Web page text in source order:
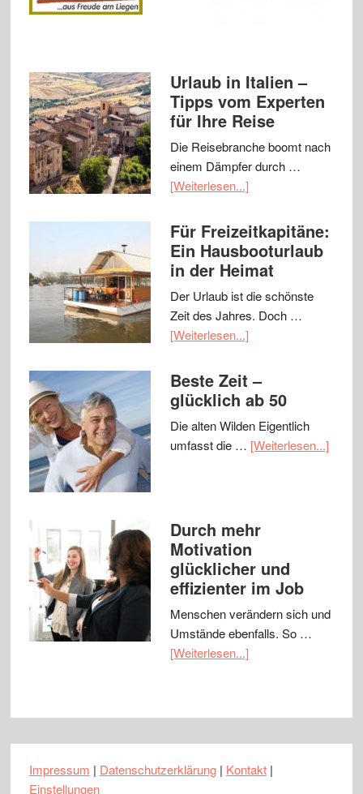
Urlaub in Italien –
Tipps vom Experten
für Ihre Reise
Die Reisebranche boomt nach
einem Dämpfer durch …
[Weiterlesen...]
Für Freizeitkapitäne:
Ein Hausbooturlaub
in der Heimat
Der Urlaub ist die schönste
Zeit des Jahres. Doch …
[Weiterlesen...]
Beste Zeit –
glücklich ab 50
Die alten Wilden Eigentlich
umfasst die … [Weiterlesen...]
Durch mehr
Motivation
glücklicher und
effizienter im Job
Menschen verändern sich und
Umstände ebenfalls. So …
[Weiterlesen...]
Impressum | Datenschutzerklärung| Kontakt|
Einstellungen